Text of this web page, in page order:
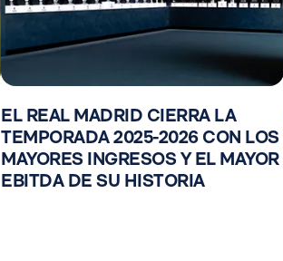
EL REAL MADRID CIERRA LA
TEMPORADA 2025-2026 CON LOS
MAYORES INGRESOS Y EL MAYOR
EBITDA DE SU HISTORIA